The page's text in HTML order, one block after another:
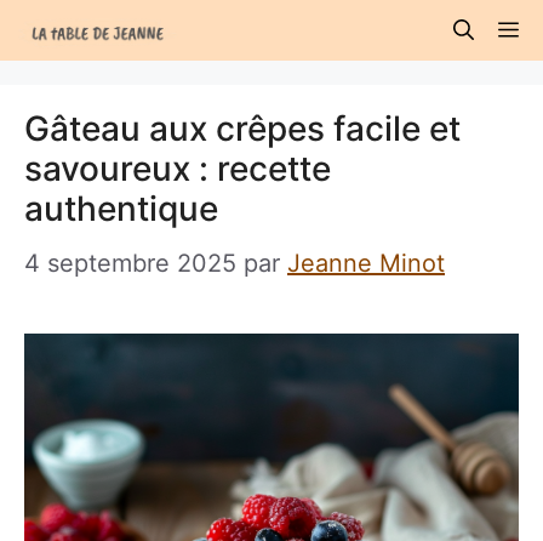
au
Gâteau aux crêpes facile et
savoureux : recette
authentique
4 septembre 2025 par Jeanne Minot